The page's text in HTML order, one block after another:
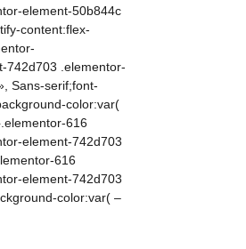
element-50b844c
content:flex-
742d703 .elementor-
Sans-serif;font-
color:var(
616
element-742d703
616
element-742d703
color:var( –